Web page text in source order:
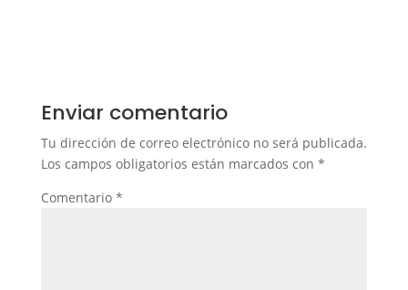
Enviar comentario
Tu dirección de correo electrónico no será publicada.
Los campos obligatorios están marcados con *
Comentario *